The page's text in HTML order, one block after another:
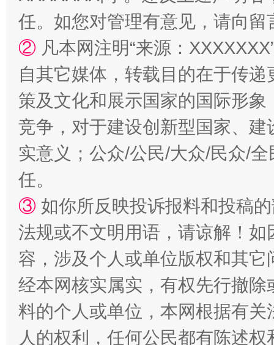
扯下公款旅游的“隐身衣” 如何以
“蜀中异人”王建安的艺术幻境
任。如您对管理有意见，请向
② 凡本网注明“来源：
自其它媒体，转载目的在于传
策及文化和展示国家的国际形
竞争，对于建设创新型国家、
实意义；公众/公民/大众/民众/
任。
③ 如你所反映投诉报料和投稿
法规或不文明用语，请谅解！
容，涉及个人或单位版权和其它
经本网核实属实，有权先行撤
料的个人或单位，本网根据有
人的权利，任何公民都有陈述